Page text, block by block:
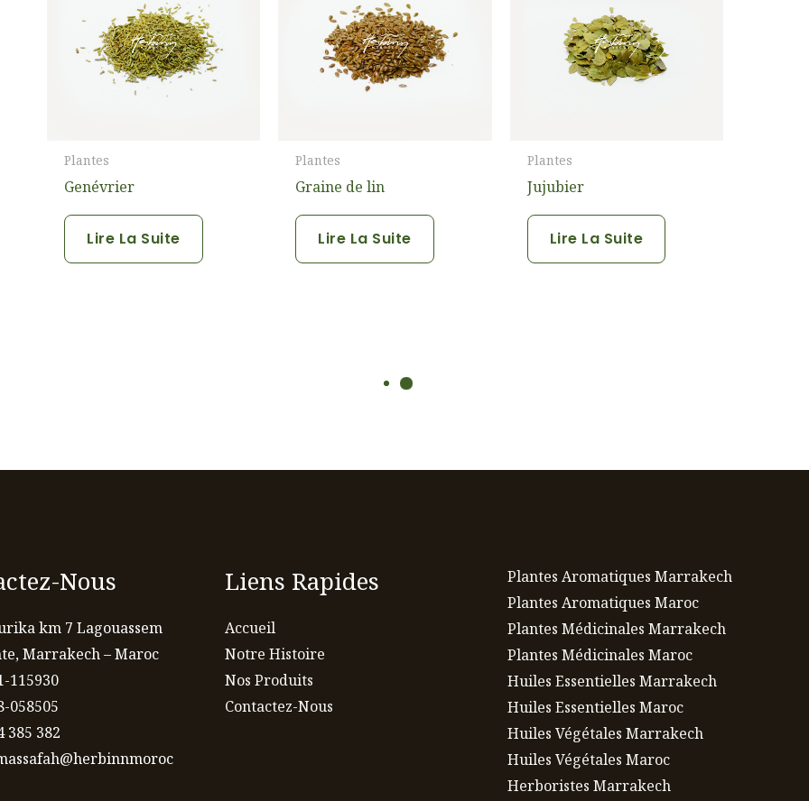
Plantes
Genévrier
Lire La Suite
Plantes
Graine de lin
Lire La Suite
Plantes
Jujubier
Lire La Suite
Nous
km 7 Lagouassem
Marrakech – Maroc
115930
058505
385 382
Liens Rapides
Accueil
Notre Histoire
Nos Produits
Contactez-Nous
Plantes Aromatiques Marrakech
Plantes Aromatiques Maroc
Plantes Médicinales Marrakech
Plantes Médicinales Maroc
Huiles Essentielles Marrakech
Huiles Essentielles Maroc
Huiles Végétales Marrakech
Huiles Végétales Maroc
Herboristes Marrakech